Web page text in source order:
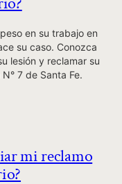
en su trabajo en
su caso. Conozca
lesión y reclamar su
7 de Santa Fe.
mi reclamo